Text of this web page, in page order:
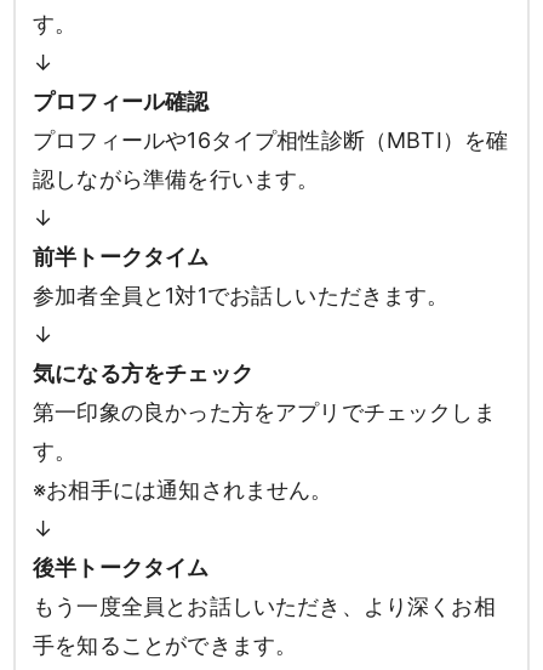
す。
↓
プロフィール確認
プロフィールや16タイプ相性診断（MBTI）を確
認しながら準備を行います。
↓
前半トークタイム
参加者全員と1対1でお話しいただきます。
↓
気になる方をチェック
第一印象の良かった方をアプリでチェックしま
す。
※お相手には通知されません。
↓
後半トークタイム
もう一度全員とお話しいただき、より深くお相
手を知ることができます。